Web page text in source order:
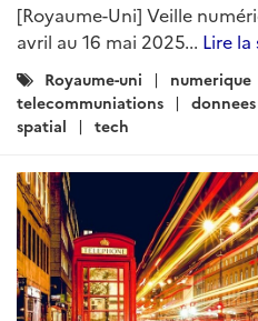
[Royaume-Uni] Veille
avril au 16 mai 2025... Lire
Catégories
:
Royaume-uni numerique
telecommuniations
donnees
spatial
tech